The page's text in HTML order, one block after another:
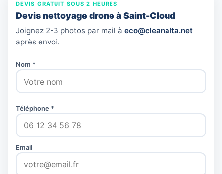
DEVIS GRATUIT SOUS 2 HEURES
Devis nettoyage drone à Saint-Cloud
Joignez 2-3 photos par mail à eco@cleanalta.net
après envoi.
Nom *
Téléphone *
Email